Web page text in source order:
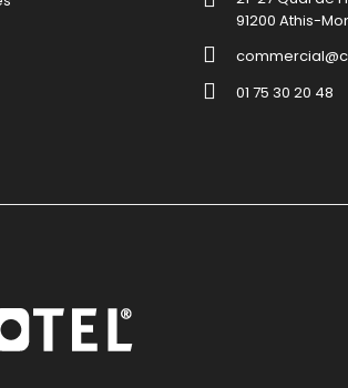
91200 Athis-
01 75 30 20 48